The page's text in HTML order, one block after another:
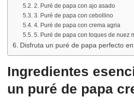
2. Puré de papa con ajo asado
3. Puré de papa con cebollino
4. Puré de papa con crema agria
5. Puré de papa con toques de nuez
Disfruta un puré de papa perfecto
Ingredientes
un puré de papa